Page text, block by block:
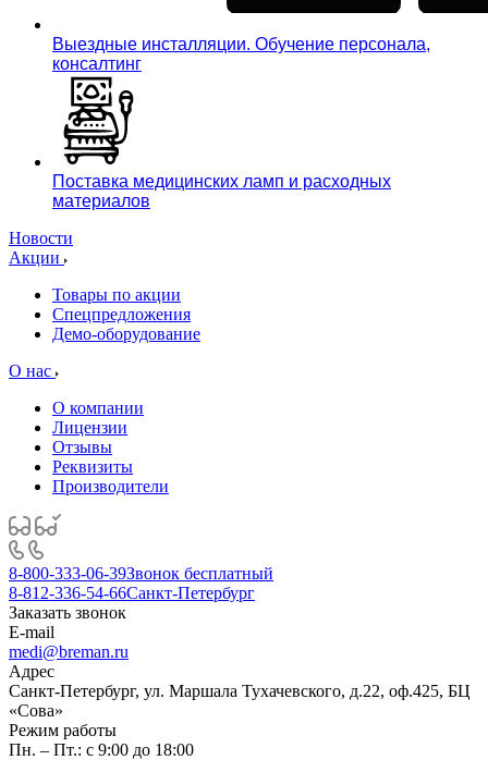
Выездные инсталляции. Обучение персонала,
консалтинг
Поставка медицинских ламп и расходных
материалов
Новости
Акции
Товары по акции
Спецпредложения
Демо-оборудование
О нас
О компании
Лицензии
Отзывы
Реквизиты
Производители
8-800-333-06-39Звонок бесплатный
8-812-336-54-66Санкт-Петербург
Заказать звонок
E-mail
medi@breman.ru
Адрес
Санкт-Петербург, ул. Маршала Тухачевского, д.22, оф.425, БЦ
«Сова»
Режим работы
Пн. – Пт.: с 9:00 до 18:00